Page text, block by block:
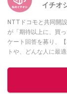
イチオ
NTTドコモと共同開
が「期待以上に、買
ケート回答を募り、
トや、どんな人に最